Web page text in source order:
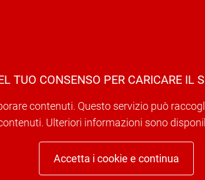
TUO CONSENSO PER CARICARE IL
contenuti. Questo servizio può
Ulteriori informazioni sono
Accetta i cookie e continua